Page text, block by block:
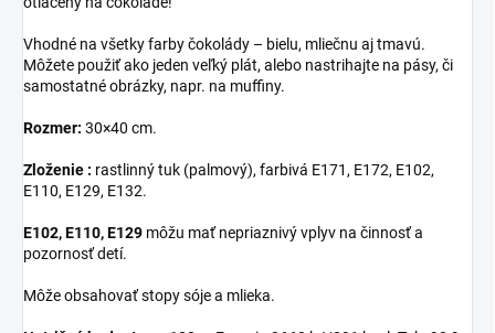
Vhodné na všetky farby čokolády – bielu, mliečnu aj tmavú.
Môžete použiť ako jeden veľký plát, alebo nastrihajte na pásy, či
samostatné obrázky, napr. na muffiny.
Rozmer: 30×40 cm.
Zloženie : rastlinný tuk (palmový), farbivá E171, E172, E102,
E110, E129, E132.
E102, E110, E129 môžu mať nepriaznivý vplyv na činnosť a
pozornosť detí.
Môže obsahovať stopy sóje a mlieka.